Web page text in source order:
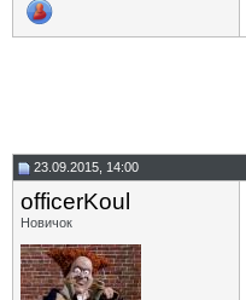
23.09.2015, 14:00
officerKoul
Новичок